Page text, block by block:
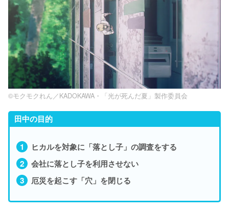
©モクモクれん／KADOKAWA・「光が死んだ夏」製作委員会
田中の目的
ヒカルを対象に「落とし子」の調査をする
会社に落とし子を利用させない
厄災を起こす「穴」を閉じる